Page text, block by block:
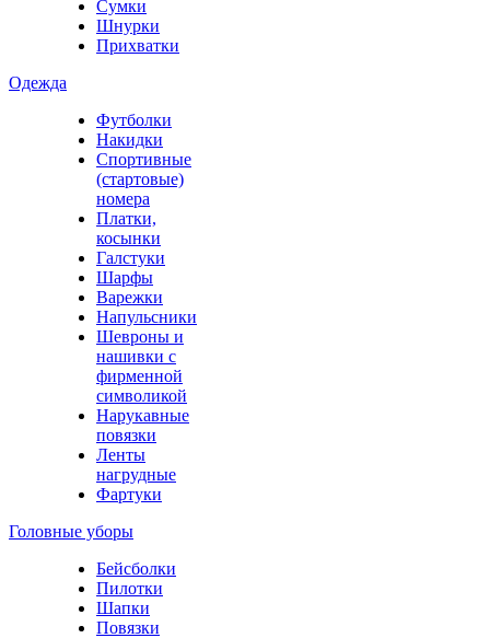
Сумки
Шнурки
Прихватки
Одежда
Футболки
Накидки
Спортивные
(стартовые)
номера
Платки,
косынки
Галстуки
Шарфы
Варежки
Напульсники
Шевроны и
нашивки с
фирменной
символикой
Нарукавные
повязки
Ленты
нагрудные
Фартуки
Головные уборы
Бейсболки
Пилотки
Шапки
Повязки